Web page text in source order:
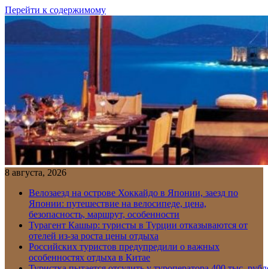
Перейти к содержимому
8 августа, 2026
Велозаезд на острове Хоккайдо в Японии, заезд по
Японии: путешествие на велосипеде, цена,
безопасность, маршрут, особенности
Турагент Кашыр: туристы в Турции отказываются от
отелей из-за роста цены отдыха
Российских туристов предупредили о важных
особенностях отдыха в Китае